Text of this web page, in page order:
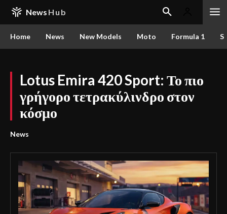
News Hub
Home News New Models Moto Formula 1
Lotus Emira 420 Sport: Το πιο
γρήγορο τετρακύλινδρο στον
κόσμο
News